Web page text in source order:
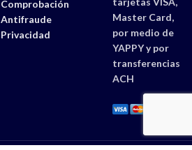
Comprobación
Antifraude
Privacidad
Master Card,
por medio de
YAPPY y por
transferencias
ACH